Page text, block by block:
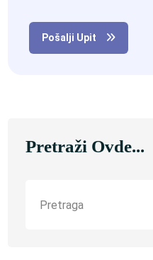
Pošalji Upit
Pretraži Ovde...